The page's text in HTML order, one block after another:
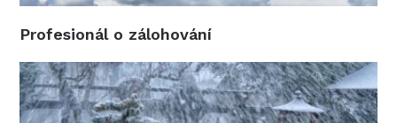
Profesionál o zálohování